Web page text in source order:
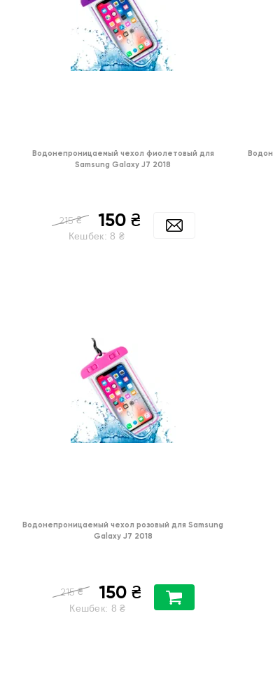
Водонепроницаемый чехол фиолетовый для
Samsung Galaxy J7 2018
215 ₴ 150 ₴
Кешбек: 8 ₴
Водонепроницаемый чехол розовый для Samsung
Galaxy J7 2018
215 ₴ 150 ₴
Кешбек: 8 ₴